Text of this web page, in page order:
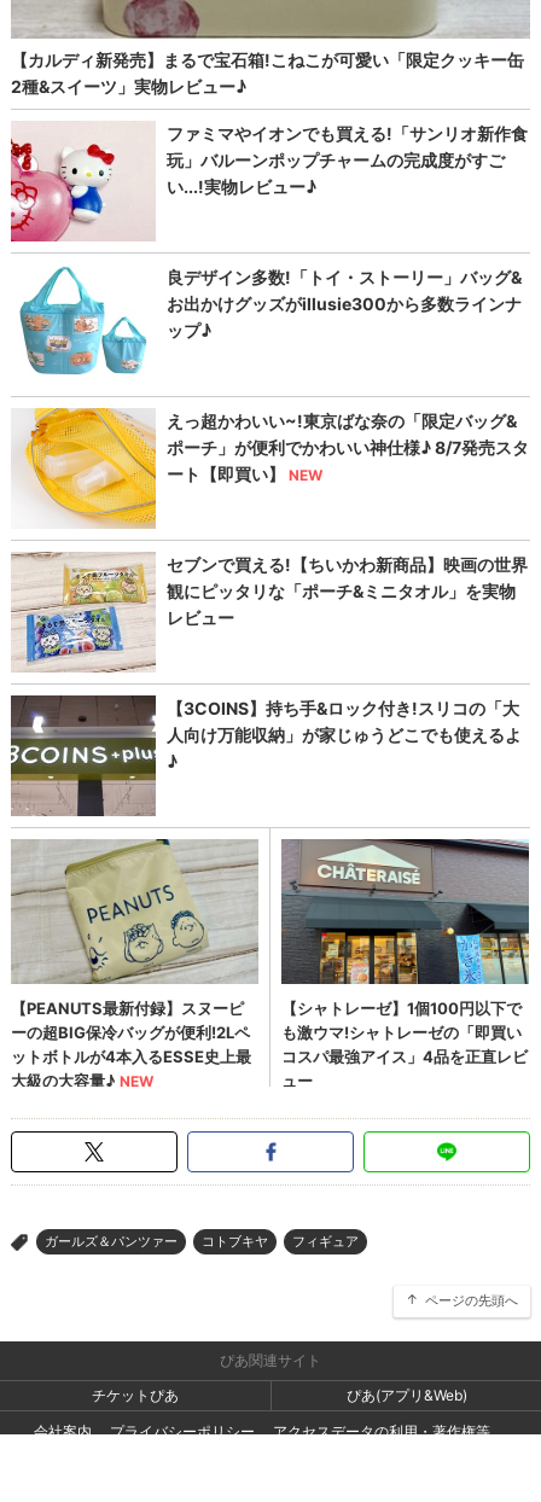
> ガールズ＆パンツァー コトブキヤ フィギュア
ページの先頭へ
ぴあ関連サイト
チケットぴあ
ぴあ(アプリ&Web)
会社案内
プライバシーポリシー
アクセスデータの利用・著作権等